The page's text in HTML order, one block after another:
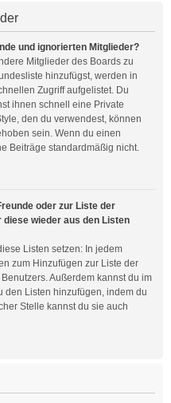
und ignorierten Mitglieder?
Mitglieder des Boards zu
hinzufügst, werden in
Zugriff aufgelistet. Du
ihnen schnell eine Private
den du verwendest, können
sein. Wenn du einen
Beiträge standardmäßig nicht.
oder zur Liste der
wieder aus den Listen
Listen setzen: In jedem
zum Hinzufügen zur Liste der
Außerdem kannst du im
den Listen hinzufügen, indem du
Stelle kannst du sie auch